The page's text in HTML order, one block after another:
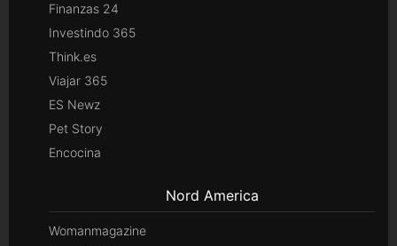
Finanzas 24
Investindo 365
Think.es
Viajar 365
ES Newz
Pet Story
Encocina
Nord America
Womanmagazine